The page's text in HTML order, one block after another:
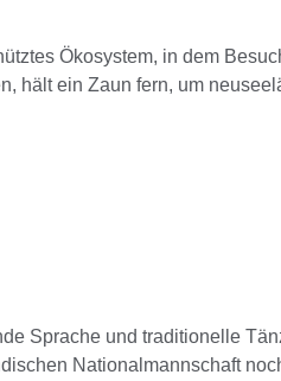
Ökosystem, in dem
hält ein Zaun fern, um
Sprache und traditionelle
Nationalmannschaft